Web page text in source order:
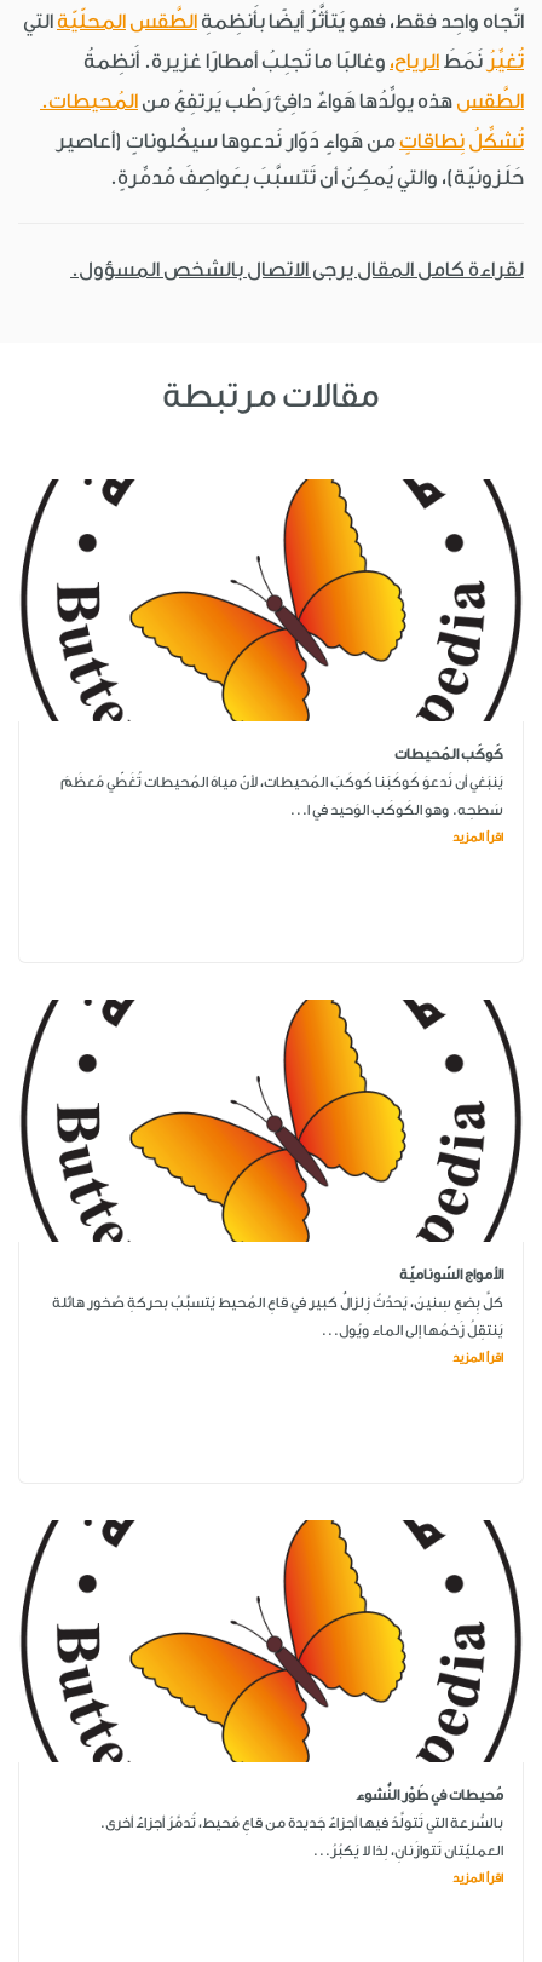
اتّجاه واحِد فقط، فهو يَتأثَّرُ أيضًا بأَنظِمةِ الطَّقسالمحلّيّة التي
تُغيِّرُ نَمَطَ الرياح، وغالبًا ما تَجلِبُ أمطارًا غزيرة. أَنظِمةُ
الطَّقسهذه يولِّدُها هَواءٌ دافِئ رَطْب يَرتفِعُ من المُحيطات.
تُشكِّلُ نِطاقاتٍمن هَواءٍ دَوّار نَدعوها سيكْلوناتٍ (أعاصير
حَلَزونيّة)، والتي يُمكِنُ أن تَتسبَّبَ بعَواصِفَ مُدمِّرةٍ.
لقراءة كامل المقال يرجى الاتصال بالشخص المسؤول.
مقالات مرتبطة
كَوكَب المُحيطات
يَنبَغي أن نَدعوَ كَوكَبَنا كَوكَبَ المُحيطات، لأنّ مياهَ المُحيطات تُغَطّي مُعظَمَ
سَطحِه. وهو الكَوكَب الوَحيد في ا...
اقرأ المزيد
الأمواج السّوناميّة
كلَّ بِضعِ سِنينَ، يَحدُثُ زِلزالٌ كبير في قاعِ المُحيط يَتسبَّبُ بحركةِ صُخور هائلة
يَنتقِلُ زَخمُها إلى الماء ويُول...
اقرأ المزيد
مُحيطات في طَوْر النُّشوء
بالسُّرعة التي تَتولَّدُ فيها أجزاءٌ جَديدة من قاعِ مُحيط، تُدمَّرُ أجزاءٌ أخرى.
العمليّتان تَتوازَنانِ، لِذا لا يَكبُرُ...
اقرأ المزيد